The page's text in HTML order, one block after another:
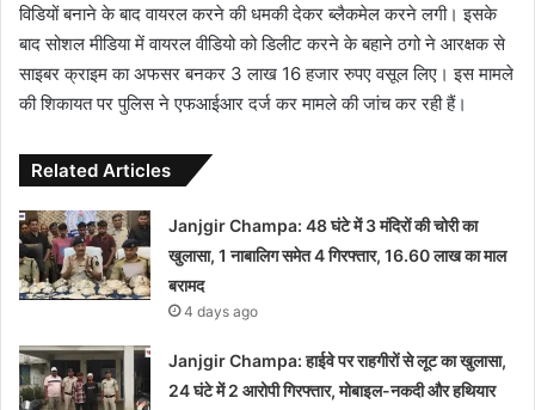
विडियों बनाने के बाद वायरल करने की धमकी देकर ब्लैकमेल करने लगी। इसके
बाद सोशल मीडिया में वायरल वीडियो को डिलीट करने के बहाने ठगो ने आरक्षक से
साइबर क्राइम का अफसर बनकर 3 लाख 16 हजार रुपए वसूल लिए। इस मामले
की शिकायत पर पुलिस ने एफआईआर दर्ज कर मामले की जांच कर रही हैं।
Related Articles
Janjgir Champa: 48 घंटे में 3 मंदिरों की चोरी का
खुलासा, 1 नाबालिग समेत 4 गिरफ्तार, 16.60 लाख का माल
बरामद
4 days ago
Janjgir Champa: हाईवे पर राहगीरों से लूट का खुलासा,
24 घंटे में 2 आरोपी गिरफ्तार, मोबाइल-नकदी और हथियार